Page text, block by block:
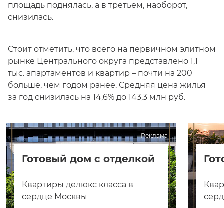
площадь поднялась, а в третьем, наоборот,
снизилась.
Стоит отметить, что всего на первичном элитном
рынке Центрального округа представлено 1,1
тыс. апартаментов и квартир – почти на 200
больше, чем годом ранее. Средняя цена жилья
за год снизилась на 14,6% до 143,3 млн руб.
Реклама
Готовый дом с отделкой
Квартиры делюкс класса в
сердце Москвы